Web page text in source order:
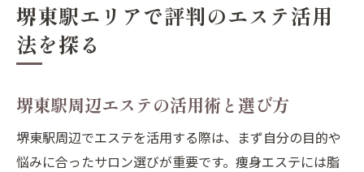
堺東駅エリアで評判のエステ活用
法を探る
堺東駅周辺エステの活用術と選び方
堺東駅周辺でエステを活用する際は、まず自分の目的や
悩みに合ったサロン選びが重要です。痩身エステには脂